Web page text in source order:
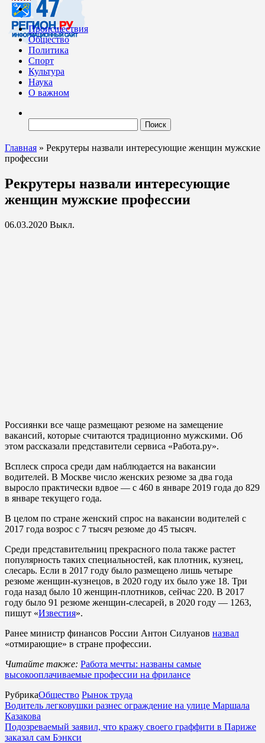
Происшествия
Общество
Политика
Спорт
Культура
Наука
О важном
Главная » Рекрутеры назвали интересующие женщин мужские
профессии
Рекрутеры назвали интересующие
женщин мужские профессии
06.03.2020 Выкл.
Россиянки все чаще размещают резюме на замещение
вакансий, которые считаются традиционно мужскими. Об
этом рассказали представители сервиса «Работа.ру».
Всплеск спроса среди дам наблюдается на вакансии
водителей. В Москве число женских резюме за два года
выросло практически вдвое — с 460 в январе 2019 года до 829
в январе текущего года.
В целом по стране женский спрос на вакансии водителей с
2017 года возрос с 7 тысяч резюме до 45 тысяч.
Среди представительниц прекрасного пола также растет
популярность таких специальностей, как плотник, кузнец,
слесарь. Если в 2017 году было размещено лишь четыре
резюме женщин-кузнецов, в 2020 году их было уже 18. Три
года назад было 10 женщин-плотников, сейчас 220. В 2017
году было 91 резюме женщин-слесарей, в 2020 году — 1263,
пишут «Известия».
Ранее министр финансов России Антон Силуанов назвал
«отмирающие» в стране профессии.
Читайте также: Работа мечты: названы самые
высокооплачиваемые профессии на фрилансе
РубрикаОбщество Рынок труда
Водитель легковушки разнес ограждение на улице Маршала
Казакова
Подозреваемый заявил, что кражу своего граффити в Париже
заказал сам Бэнкси